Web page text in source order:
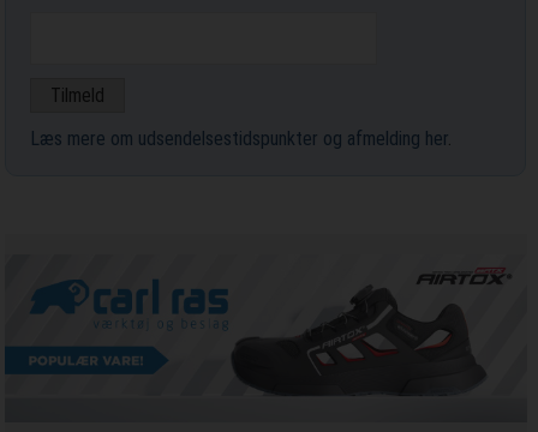
Læs mere om udsendelsestidspunkter og afmelding her